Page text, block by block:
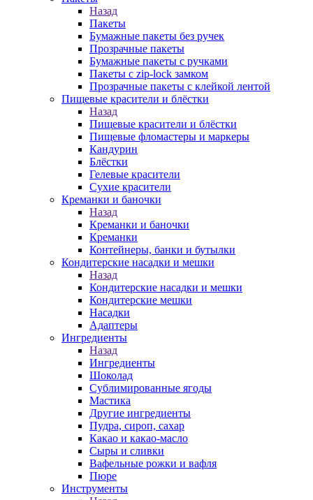
Назад
Пакеты
Бумажные пакеты без ручек
Прозрачные пакеты
Бумажные пакеты с ручками
Пакеты с zip-lock замком
Прозрачные пакеты с клейкой лентой
Пищевые красители и блёстки
Назад
Пищевые красители и блёстки
Пищевые фломастеры и маркеры
Кандурин
Блёстки
Гелевые красители
Сухие красители
Креманки и баночки
Назад
Креманки и баночки
Креманки
Контейнеры, банки и бутылки
Кондитерские насадки и мешки
Назад
Кондитерские насадки и мешки
Кондитерские мешки
Насадки
Адаптеры
Ингредиенты
Назад
Ингредиенты
Шоколад
Сублимированные ягоды
Мастика
Другие ингредиенты
Пудра, сироп, сахар
Какао и какао-масло
Сыры и сливки
Вафельные рожки и вафля
Пюре
Инструменты